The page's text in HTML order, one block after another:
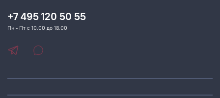
+7 495 120 50 55
Пн - Пт с 10.00 до 18.00